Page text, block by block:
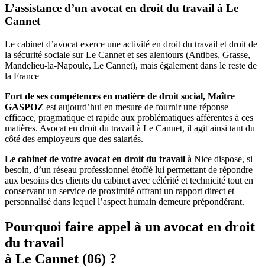
L’assistance d’un avocat en droit du travail à Le
Cannet
Le cabinet d’avocat exerce une activité en droit du travail et droit de
la sécurité sociale sur Le Cannet et ses alentours (Antibes, Grasse,
Mandelieu-la-Napoule, Le Cannet), mais également dans le reste de
la France
Fort de ses compétences en matière de droit social, Maître
GASPOZ est aujourd’hui en mesure de fournir une réponse
efficace, pragmatique et rapide aux problématiques afférentes à ces
matières. Avocat en droit du travail à Le Cannet, il agit ainsi tant du
côté des employeurs que des salariés.
Le cabinet de votre avocat en droit du travail à Nice dispose, si
besoin, d’un réseau professionnel étoffé lui permettant de répondre
aux besoins des clients du cabinet avec célérité et technicité tout en
conservant un service de proximité offrant un rapport direct et
personnalisé dans lequel l’aspect humain demeure prépondérant.
Pourquoi faire appel à un avocat en droit
du travail
à Le Cannet (06) ?